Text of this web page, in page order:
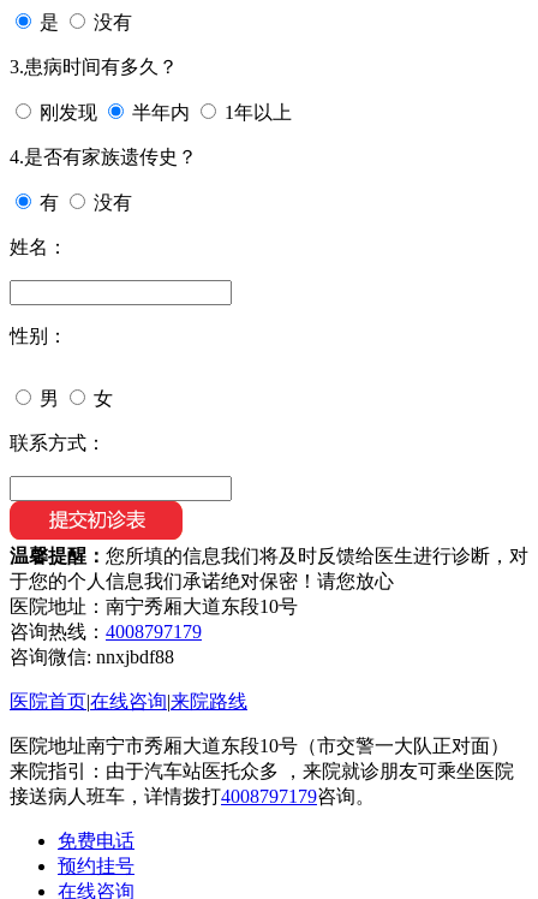
是 没有
3.患病时间有多久？
刚发现 半年内 1年以上
4.是否有家族遗传史？
有 没有
姓名：
性别：
男 女
联系方式：
温馨提醒： 您所填的信息我们将及时反馈给医生进行诊断，对
于您的个人信息我们承诺绝对保密！请您放心
医院地址：南宁秀厢大道东段10号
咨询热线： 4008797179
咨询微信: nnxjbdf88
医院首页|在线咨询|来院路线
医院地址南宁市秀厢大道东段10号（市交警一大队正对面）
来院指引：由于汽车站医托众多 ，来院就诊朋友可乘坐医院
接送病人班车，详情拨打4008797179咨询。
免费电话
预约挂号
在线咨询